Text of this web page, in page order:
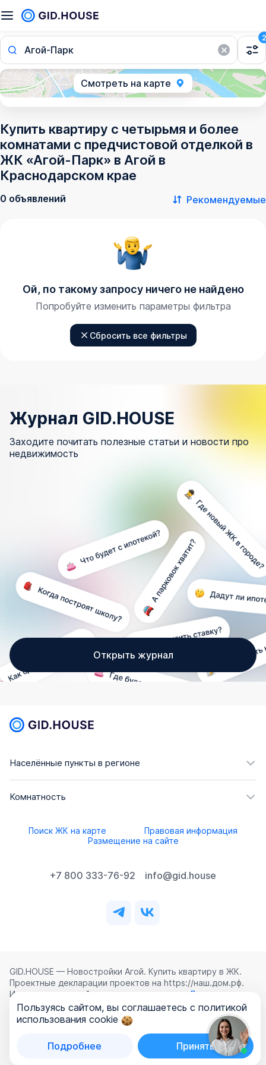
Агой-Парк
2
Смотреть на карте
Купить квартиру с четырьмя и более
комнатами с предчистовой отделкой в
ЖК «Агой-Парк» в Агой в
Краснодарском крае
0 объявлений Рекомендуемые
Ой, по такому запросу ничего не найдено
Попробуйте изменить параметры фильтра
Сбросить все фильтры
Журнал GID.HOUSE
Заходите почитать полезные статьи и новости про
недвижимость
Открыть журнал
Населённые пункты в регионе
Комнатность
Поиск ЖК на карте
Правовая информация
Размещение на сайте
+7 800 333-76-92 info@gid.house
GID.HOUSE — Новостройки Агой. Купить квартиру в ЖК.
Проектные декларации проектов на https://наш.дом.рф.
Использование сайта означает согласие с
Лицензионным
соглашением ,Политикой конфиденциальностии
Политикой обработки персональных данных
ООО «ГИД.ХАУЗ»
Пользуясь сайтом, вы соглашаетесь с политикой
использования cookie
Подробнее Принять